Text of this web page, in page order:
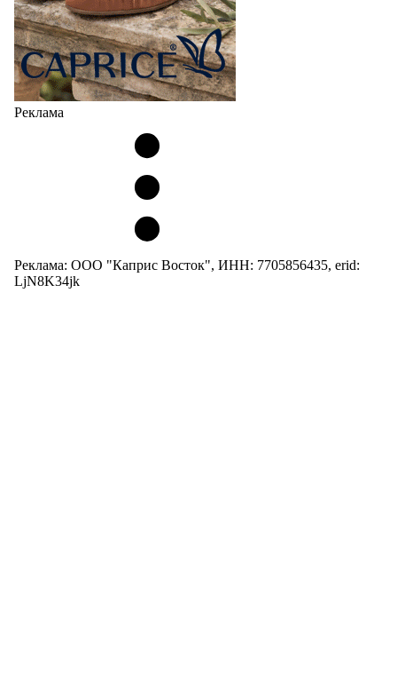
Реклама
Реклама: ООО "Каприс Восток", ИНН: 7705856435, erid:
LjN8K34jk